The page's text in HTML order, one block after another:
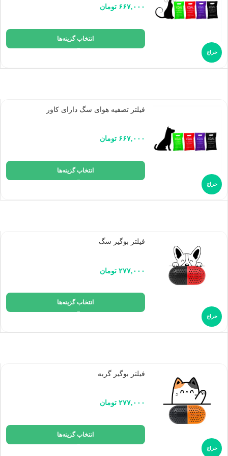
حراج
۶۶۷,۰۰۰ تومان
انتخاب گزینه‌ها
حراج
فیلتر تصفیه هوای سگ دارای کاور
۶۶۷,۰۰۰ تومان
انتخاب گزینه‌ها
حراج
فیلتر بوگیر سگ
۲۷۷,۰۰۰ تومان
انتخاب گزینه‌ها
حراج
فیلتر بوگیر گربه
۲۷۷,۰۰۰ تومان
انتخاب گزینه‌ها